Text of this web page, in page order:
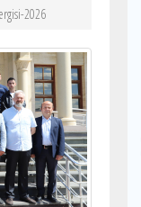
2026